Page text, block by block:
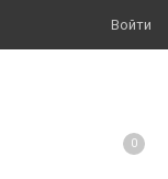
Войти
0